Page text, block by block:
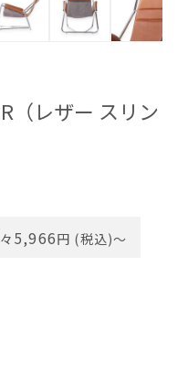
（レザー スリン
5,966円 (税込)〜